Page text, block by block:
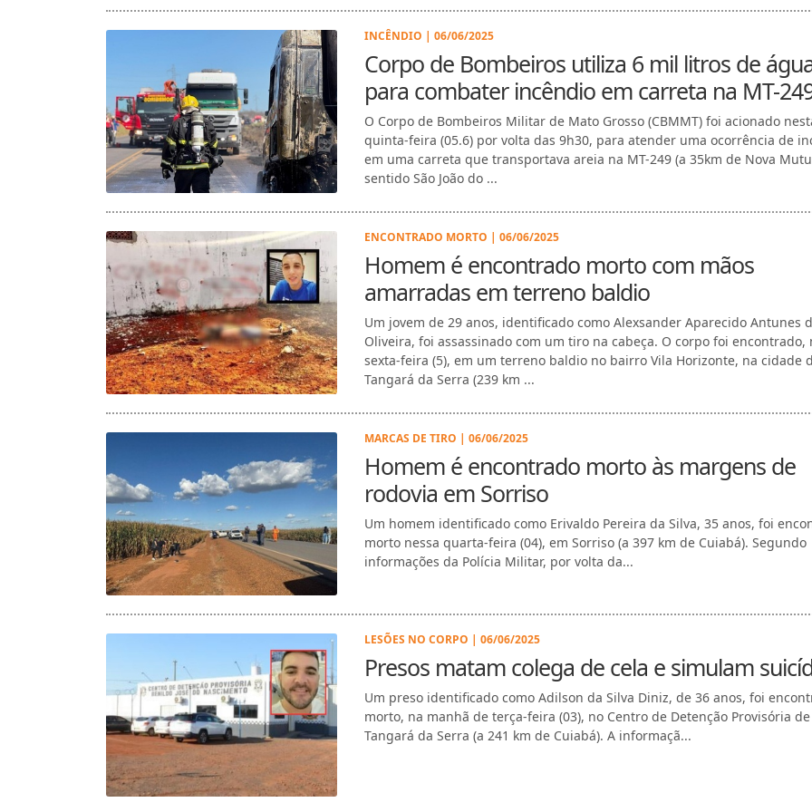
INCÊNDIO | 06/06/2025
Corpo de Bombeiros utiliza 6 mil litros de
para combater incêndio em carreta na MT-
O Corpo de Bombeiros Militar de Mato Grosso (CBMMT) foi acionado nesta
quinta-feira (05.6) por volta das 9h30, para atender uma ocorrência de
em uma carreta que transportava areia na MT-249 (a 35km de Nova
sentido São João do ...
ENCONTRADO MORTO | 06/06/2025
Homem é encontrado morto com mãos
amarradas em terreno baldio
Um jovem de 29 anos, identificado como Alexsander Aparecido Antunes de
Oliveira, foi assassinado com um tiro na cabeça. O corpo foi encontrado,
sexta-feira (5), em um terreno baldio no bairro Vila Horizonte, na cidade de
Tangará da Serra (239 km ...
MARCAS DE TIRO | 06/06/2025
Homem é encontrado morto às margens de
rodovia em Sorriso
Um homem identificado como Erivaldo Pereira da Silva, 35 anos, foi
morto nessa quarta-feira (04), em Sorriso (a 397 km de Cuiabá). Segundo
informações da Polícia Militar, por volta da...
LESÕES NO CORPO | 06/06/2025
Presos matam colega de cela e simulam
Um preso identificado como Adilson da Silva Diniz, de 36 anos, foi
morto, na manhã de terça-feira (03), no Centro de Detenção Provisória de
Tangará da Serra (a 241 km de Cuiabá). A informaçã...